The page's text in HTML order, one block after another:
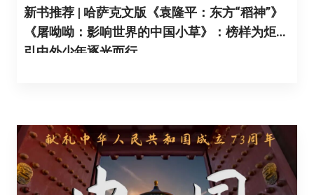
新书推荐 | 哈萨克文版《袁隆平：东方“稻神”》
《屠呦呦：影响世界的中国小草》：榜样为炬，
引中外少年逐光而行